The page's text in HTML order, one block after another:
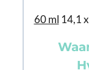
60 ml 14,1